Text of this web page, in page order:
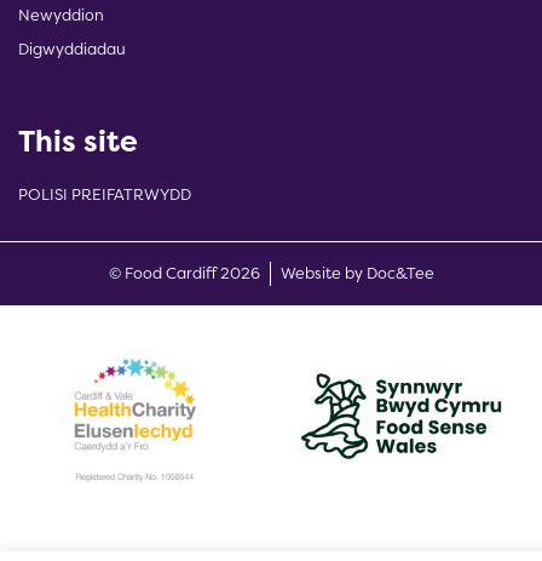
Newyddion
Digwyddiadau
This site
POLISI PREIFATRWYDD
© Food Cardiff 2026 Website by Doc&Tee(opens new